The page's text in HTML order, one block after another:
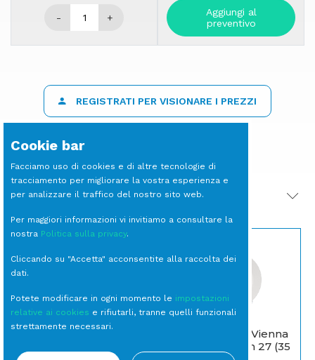
- +
Aggiungi al
preventivo
REGISTRATI PER VISIONARE I PREZZI
PRODOTTI CORRELATI
cl 65 (15 per cassa)
PIATTO Piano Vienna
Bone China cm 27 (35
Cookie bar
Facciamo uso di cookies e di altre tecnologie di
tracciamento per migliorare la vostra esperienza e
per analizzare il traffico del nostro sito web.
Per maggiori informazioni vi invitiamo a consultare la
nostra Politica sulla privacy.
Cliccando su "Accetta" acconsentite alla raccolta dei
dati.
Potete modificare in ogni momento le impostazioni
relative ai cookies e rifiutarli, tranne quelli funzionali
strettamente necessari.